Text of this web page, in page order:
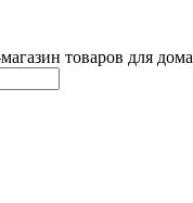
товаров для дома